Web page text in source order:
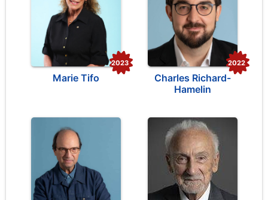
Marie Tifo
2023
Charles Richard-
Hamelin
2022